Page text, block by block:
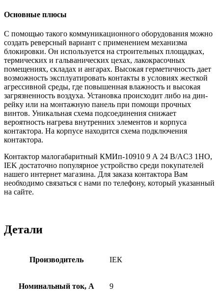
Основные плюсы
С помощью такого коммуникационного оборудования можно
создать реверсный вариант с применением механизма
блокировки. Он используется на строительных площадках,
термических и гальванических цехах, лакокрасочных
помещениях, складах и ангарах. Высокая герметичность дает
возможность эксплуатировать контакты в условиях жесткой
агрессивной среды, где повышенная влажность и высокая
загрязненность воздуха. Установка происходит либо на дин-
рейку или на монтажную панель при помощи прочных
винтов. Уникальная схема подсоединения снижает
вероятность нагрева внутренних элементов и корпуса
контактора. На корпусе находится схема подключения
контактора.
Контактор малогабаритный КМИп-10910 9 А 24 В/AC3 1НО,
IEK достаточно популярное устройство среди покупателей
нашего интернет магазина. Для заказа контактора Вам
необходимо связаться с нами по телефону, который указанный
на сайте.
Детали
Производитель ІЕК
Номинальный ток, А 9